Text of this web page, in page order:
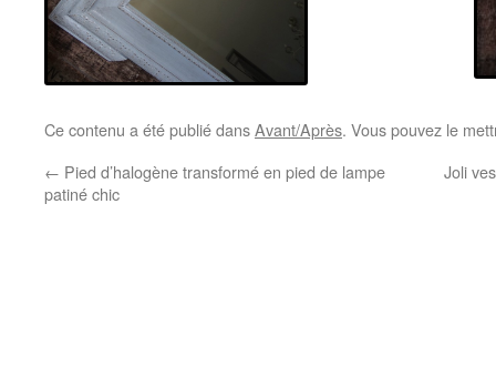
Ce contenu a été publié dansAvant/Après. Vous pouvez le
← Pied d’halogène transformé en pied de lampe
patiné chic
Joli